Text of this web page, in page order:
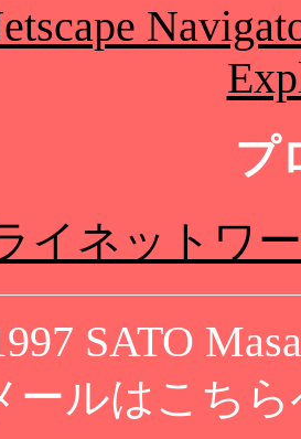
プ
イネットワ
SATO
ールはこち